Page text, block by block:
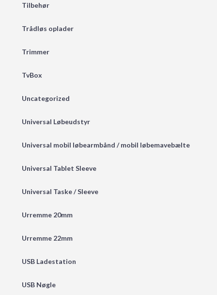
Tilbehør
Trådløs oplader
Trimmer
TvBox
Uncategorized
Universal Løbeudstyr
Universal mobil løbearmbånd / mobil løbemavebælte
Universal Tablet Sleeve
Universal Taske / Sleeve
Urremme 20mm
Urremme 22mm
USB Ladestation
USB Nøgle